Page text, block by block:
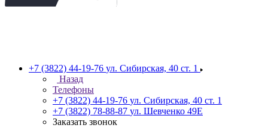
+7 (3822) 44-19-76 ул. Сибирская, 40 ст. 1
Назад
Телефоны
+7 (3822) 44-19-76 ул. Сибирская, 40 ст. 1
+7 (3822) 78-88-87 ул. Шевченко 49Е
Заказать звонок